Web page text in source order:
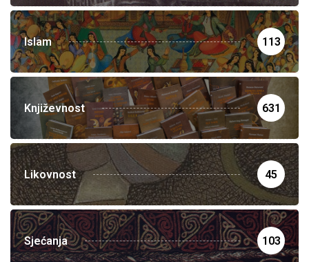
Islam 113
Književnost 631
Likovnost 45
Sjećanja 103